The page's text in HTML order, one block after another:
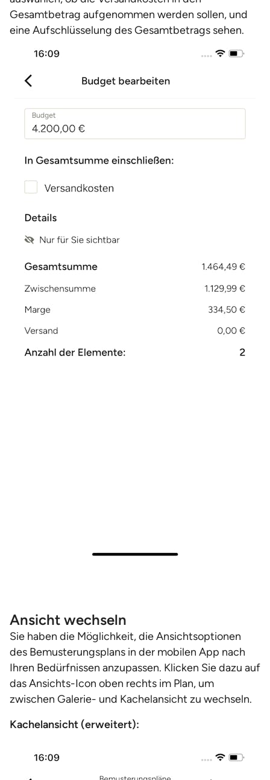
Gesamtbetrag aufgenommen werden sollen, und
eine Aufschlüsselung des Gesamtbetrags sehen.
Ansicht wechseln
Sie haben die Möglichkeit, die Ansichtsoptionen
des Bemusterungsplans in der mobilen App nach
Ihren Bedürfnissen anzupassen. Klicken Sie dazu auf
das Ansichts-Icon oben rechts im Plan, um
zwischen Galerie- und Kachelansicht zu wechseln.
Kachelansicht (erweitert):